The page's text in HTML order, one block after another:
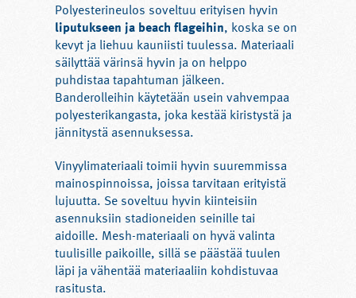
Polyesterineulos soveltuu erityisen hyvin
liputukseen ja beach flageihin, koska se on
kevyt ja liehuu kauniisti tuulessa. Materiaali
säilyttää värinsä hyvin ja on helppo
puhdistaa tapahtuman jälkeen.
Banderolleihin käytetään usein vahvempaa
polyesterikangasta, joka kestää kiristystä ja
jännitystä asennuksessa.
Vinyylimateriaali toimii hyvin suuremmissa
mainospinnoissa, joissa tarvitaan erityistä
lujuutta. Se soveltuu hyvin kiinteisiin
asennuksiin stadioneiden seinille tai
aidoille. Mesh-materiaali on hyvä valinta
tuulisille paikoille, sillä se päästää tuulen
läpi ja vähentää materiaaliin kohdistuvaa
rasitusta.